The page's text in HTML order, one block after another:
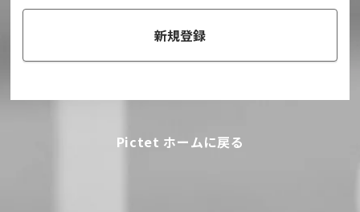
新規登録
Pictet ホームに戻る